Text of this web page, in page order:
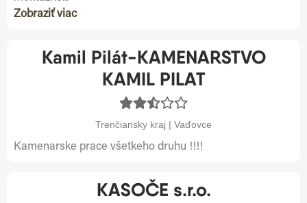
Zobraziť viac
Kamil Pilát-KAMENARSTVO
KAMIL PILAT
Trenčiansky kraj | Vaďovce
Kamenarske prace všetkeho druhu !!!!
KASOČE s.r.o.